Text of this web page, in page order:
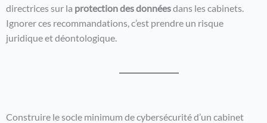
directrices sur la protection des donnéesdans les cabinets.
Ignorer ces recommandations, c’est prendre un risque
juridique et déontologique.
Construire le socle minimum de cybersécurité d’un cabinet